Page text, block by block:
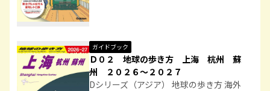
ガイドブック
Ｄ０２ 地球の歩き方 上海 杭州 蘇
州 ２０２６～２０２７
Dシリーズ（アジア） 地球の歩き方 海外